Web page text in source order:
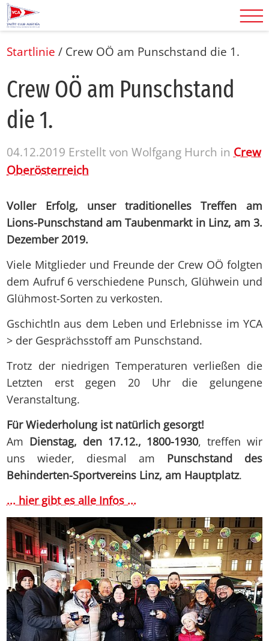
Startlinie / Crew OÖ am Punschstand die 1.
Crew OÖ am Punsch­stand
die 1.
04.12.2019 Erstellt vonWolfgang Hurch in Crew
Oberösterreich
Voller Erfolg, unser traditionelles Treffen am
Lions-Punschstand am Taubenmarkt in Linz, am 3.
Dezember 2019.
Viele Mitglieder und Freunde der Crew OÖ folgten
dem Aufruf 6 verschiedene Punsch, Glühwein und
Glühmost-Sorten zu verkosten.
Gschichtln aus dem Leben und Erlebnisse im YCA
> der Gesprächsstoff am Punschstand.
Trotz der niedrigen Temperaturen verließen die
Letzten erst gegen 20 Uhr die gelungene
Veranstaltung.
Für Wiederholung ist natürlich gesorgt!
Am Dienstag, den 17.12., 1800-1930, treffen wir
uns wieder, diesmal am Punschstand des
Behinderten-Sportvereins Linz, am Hauptplatz.
... hier gibt es alle Infos ...